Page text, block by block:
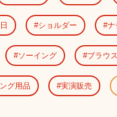
ショルダー ナ
ソーイング ブラウス
グ用品 実演販売